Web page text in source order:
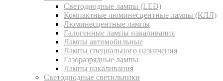
Светодиодные лампы (LED)
Компактные люминесцентные лампы (КЛЛ)
Люминесцентные лампы
Галогенные лампы накаливания
Лампы автомобильные
Лампы специального назначения
Газоразрядные лампы
Лампы накаливания
Светодиодные светильники